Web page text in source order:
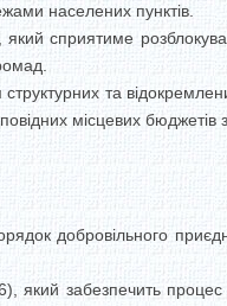
населених пунктів.
сприятиме
та
місцевих бюджетів
добровільного
який забезпечить процес